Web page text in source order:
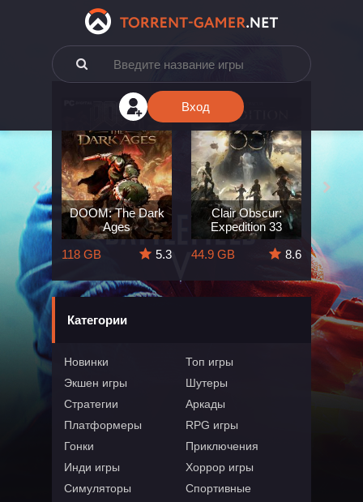
Вход
The
5.7
DOOM: The Dark
Ages
118 GB
5.3
Clair Obscur:
Expedition 33
44.9 GB
8.6
164 GB
Категории
Новинки
Топ игры
Экшен игры
Шутеры
Стратегии
Аркады
Платформеры
RPG игры
Гонки
Приключения
Инди игры
Хоррор игры
Симуляторы
Спортивные